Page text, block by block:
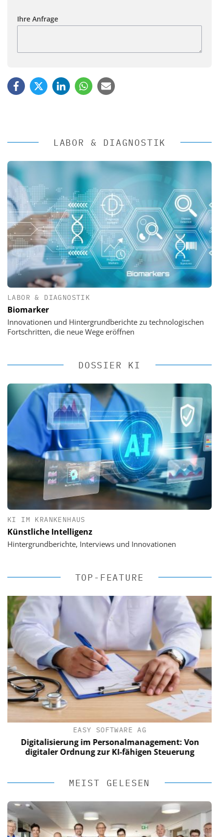
Ihre Anfrage
LABOR & DIAGNOSTIK
LABOR & DIAGNOSTIK
Biomarker
Innovationen und Hintergrundberichte zu technologischen
Fortschritten, die neue Wege eröffnen
DOSSIER KI
KI IM KRANKENHAUS
Künstliche Intelligenz
Hintergrundberichte, Interviews und Innovationen
TOP-FEATURE
EASY SOFTWARE AG
Digitalisierung im Personalmanagement: Von
digitaler Ordnung zur KI-fähigen Steuerung
MEIST GELESEN